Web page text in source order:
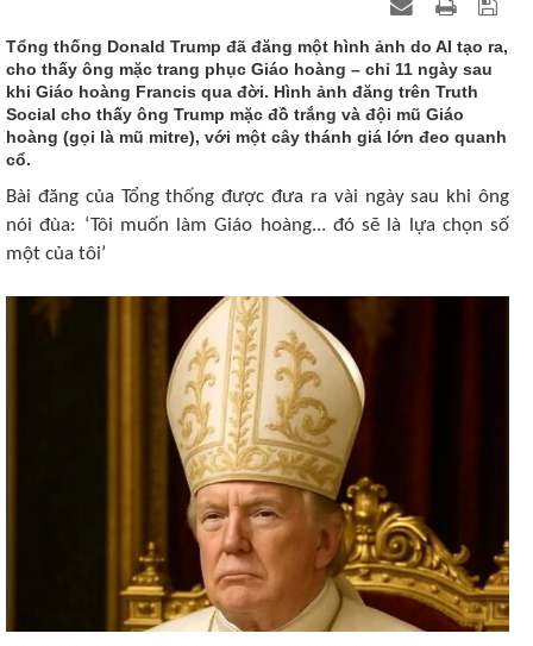
Tổng thống Donald Trump đã đăng một hình ảnh do AI tạo ra,
cho thấy ông mặc trang phục Giáo hoàng – chỉ 11 ngày sau
khi Giáo hoàng Francis qua đời. Hình ảnh đăng trên Truth
Social cho thấy ông Trump mặc đồ trắng và đội mũ Giáo
hoàng (gọi là mũ mitre), với một cây thánh giá lớn đeo quanh
cổ.
Bài đăng của Tổng thống được đưa ra vài ngày sau khi ông
nói đùa: ‘Tôi muốn làm Giáo hoàng... đó sẽ là lựa chọn số
một của tôi’